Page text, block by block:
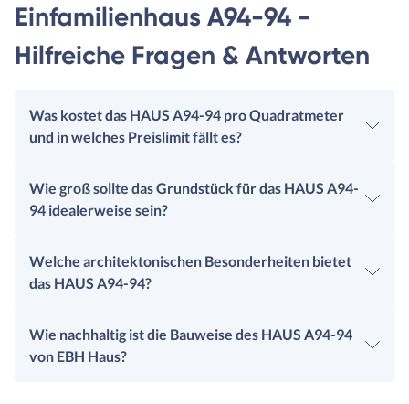
Einfamilienhaus A94-94 -
Hilfreiche Fragen & Antworten
Was kostet das HAUS A94-94 pro Quadratmeter
und in welches Preislimit fällt es?
Wie groß sollte das Grundstück für das HAUS A94-
94 idealerweise sein?
Welche architektonischen Besonderheiten bietet
das HAUS A94-94?
Wie nachhaltig ist die Bauweise des HAUS A94-94
von EBH Haus?